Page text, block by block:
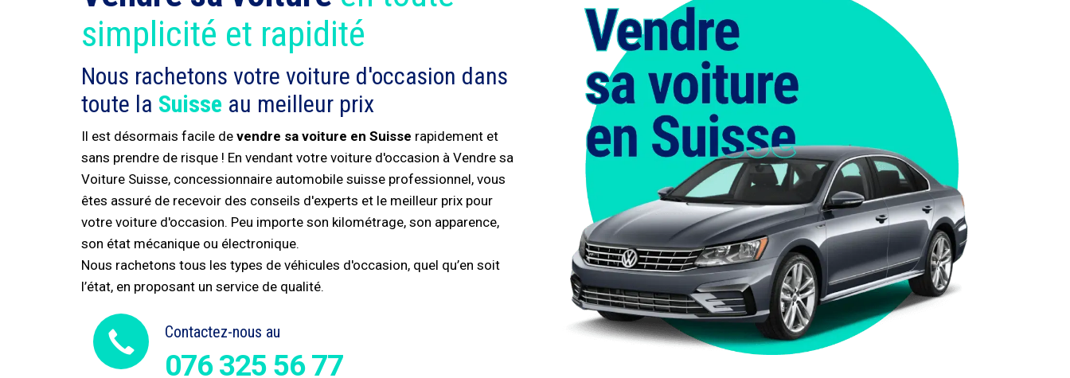
simplicité et rapidité
Nous rachetons votre voiture d'occasion dans
toute la Suisse au meilleur prix
Il est désormais facile de vendre sa voiture en Suisse rapidement et
sans prendre de risque ! En vendant votre voiture d'occasion à Vendre sa
Voiture Suisse, concessionnaire automobile suisse professionnel, vous
êtes assuré de recevoir des conseils d'experts et le meilleur prix pour
votre voiture d'occasion. Peu importe son kilométrage, son apparence,
son état mécanique ou électronique.
Nous rachetons tous les types de véhicules d'occasion, quel qu’en soit
l’état, en proposant un service de qualité.
Contactez-nous au
076 325 56 77